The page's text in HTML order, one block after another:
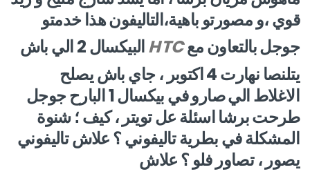
قوي ،و مصورتو باهية،التاليفون هذا خدمتو
جوجل بالتعاون معHTC
البيكسال 2 الي باش
يتلنصا نهارت 4 اكتوبر ، جاي باش يصلح
الاغلاط الي صارو في بيكسال 1 البارح جوجل
طرحت برشا اسئلة عل تويتر ، كيف ؛ شنوة
المشكلة في بطرية تاليفوني ؟ علاش تاليفوني
يصور ، تصاور فلو ؟ علاش